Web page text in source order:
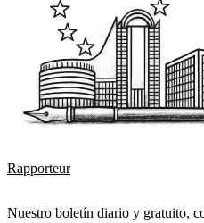
Rapporteur
Nuestro boletín diario y gratuito,